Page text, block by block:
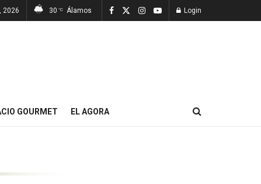
2026 30 °C Álamos Login
GOURMET EL AGORA